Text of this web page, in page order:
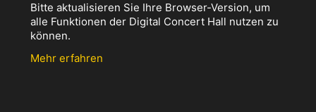
Bitte aktualisieren Sie Ihre Browser-Version, um
alle Funktionen der Digital Concert Hall nutzen zu
können.
Mehr erfahren